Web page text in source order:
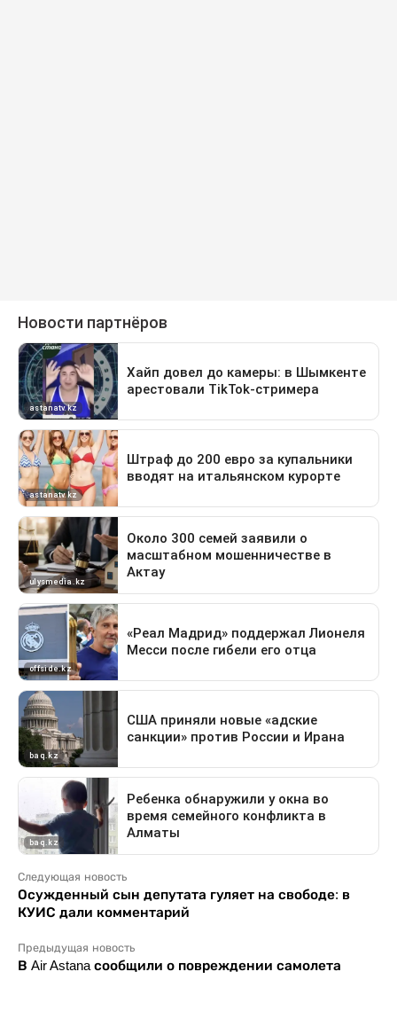
Следующая новость
Осужденный сын депутата гуляет на свободе: в
КУИС дали комментарий
Предыдущая новость
В Air Astana сообщили о повреждении самолета